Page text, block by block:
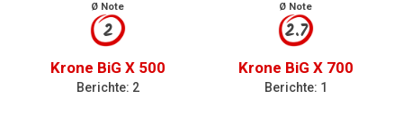
Ø Note
2
Krone BiG X 500
Berichte: 2
Ø Note
2.7
Krone BiG X 700
Berichte: 1